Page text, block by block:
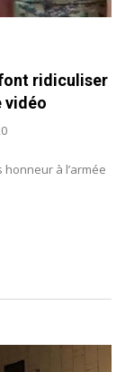
font ridiculiser
vidéo
honneur à l’armée